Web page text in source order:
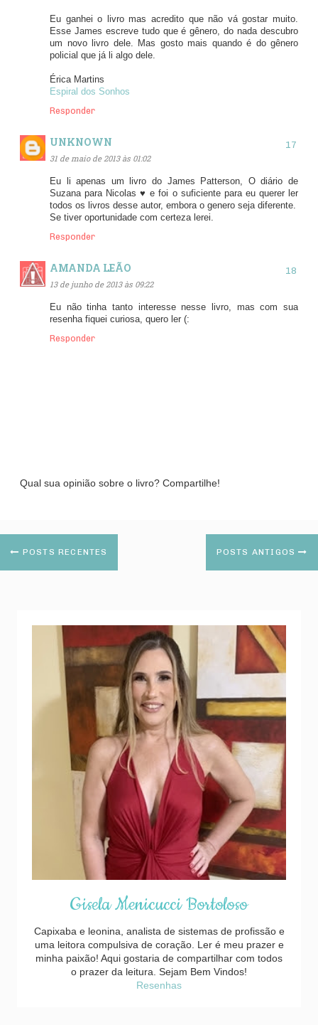
Eu ganhei o livro mas acredito que não vá gostar muito.
Esse James escreve tudo que é gênero, do nada descubro
um novo livro dele. Mas gosto mais quando é do gênero
policial que já li algo dele.
Érica Martins
Espiral dos Sonhos
Responder
UNKNOWN
31 de maio de 2013 às 01:02
Eu li apenas um livro do James Patterson, O diário de
Suzana para Nicolas ♥ e foi o suficiente para eu querer ler
todos os livros desse autor, embora o genero seja diferente.
Se tiver oportunidade com certeza lerei.
Responder
AMANDA LEÃO
13 de junho de 2013 às 09:22
Eu não tinha tanto interesse nesse livro, mas com sua
resenha fiquei curiosa, quero ler (:
Responder
Qual sua opinião sobre o livro? Compartilhe!
POSTS RECENTES POSTS ANTIGOS
Gisela Menicucci Bortoloso
Capixaba e leonina, analista de sistemas de profissão e
uma leitora compulsiva de coração. Ler é meu prazer e
minha paixão! Aqui gostaria de compartilhar com todos
o prazer da leitura. Sejam Bem Vindos!
Resenhas